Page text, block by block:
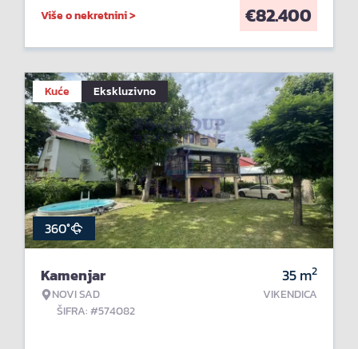
Više o nekretnini > €82.400
Kuće Ekskluzivno
360°
Kamenjar
NOVI SAD
ŠIFRA: #574082
35m2
VIKENDICA